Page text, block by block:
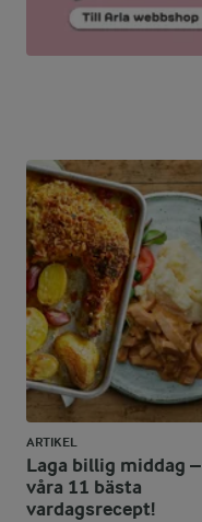
ARTIKEL
Laga billig middag –
våra 11 bästa
vardagsrecept!